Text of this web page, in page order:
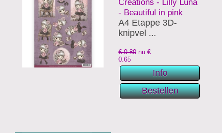
Creations - Lilly Luna
- Beautiful in pink
A4 Etappe 3D-
knipvel ...
€ 0.80 nu €
0.65